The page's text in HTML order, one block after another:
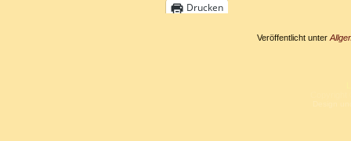
Drucken
Veröffentlicht unter